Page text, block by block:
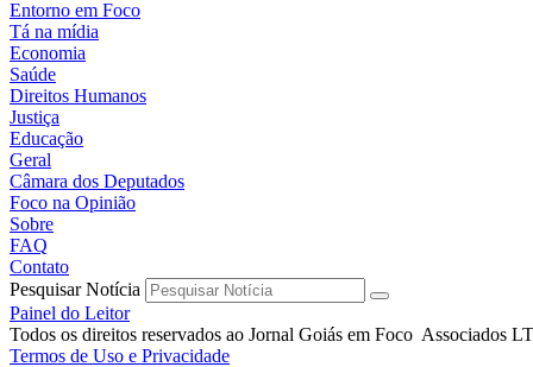
Entorno em Foco
Tá na mídia
Economia
Saúde
Direitos Humanos
Justiça
Educação
Geral
Câmara dos Deputados
Foco na Opinião
Sobre
FAQ
Contato
Pesquisar Notícia
Painel do Leitor
Todos os direitos reservados ao Jornal Goiás em Foco Associados
Termos de Uso e Privacidade